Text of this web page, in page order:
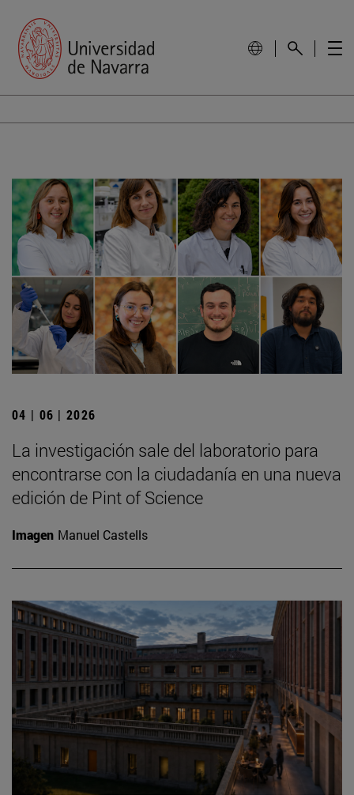
04 | 06 | 2026
La investigación sale del laboratorio para
encontrarse con la ciudadanía en una nueva
edición de Pint of Science
Imagen Manuel Castells